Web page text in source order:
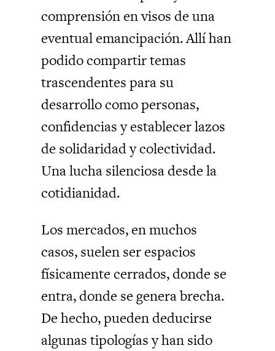
comprensión en visos de una
eventual emancipación. Allí han
podido compartir temas
trascendentes para su
desarrollo como personas,
confidencias y establecer lazos
de solidaridad y colectividad.
Una lucha silenciosa desde la
cotidianidad.
Los mercados, en muchos
casos, suelen ser espacios
físicamente cerrados, donde se
entra, donde se genera brecha.
De hecho, pueden deducirse
algunas tipologías y han sido